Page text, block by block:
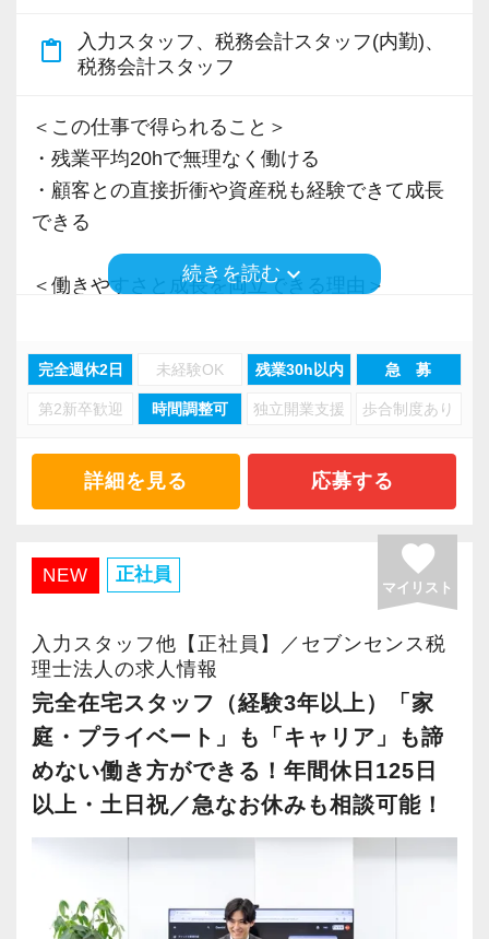
content_paste
入力スタッフ、税務会計スタッフ(内勤)、
税務会計スタッフ
＜この仕事で得られること＞
・残業平均20hで無理なく働ける
・顧客との直接折衝や資産税も経験できて成長
できる
＜働きやすさと成長を両立できる理由＞
・分業体制で業務負担を軽減
・顧客対応や提案業務に集中可能
・資産税や相続など専門性の高い案件あり
・経験値が自然と積み上がる環境
・有給取得率90％以上
・繁忙期も月30～40h程度
・男性の育休取得率100％
・テレワーク導入済み
・全席デュアルモニタ完備
＜幅広い経験・成長環境＞
・9割が紹介の安定基盤
・個人～大企業まで幅広く経験可能
続きを読むkeyboard_arrow_down
完全週休2日 未経験OK 残業30h以内 急 募
第2新卒歓迎 時間調整可 独立開業支援 歩合制度あり
詳細を見る 応募する
NEW 正社員 favorite
マイリスト
入力スタッフ他【正社員】／セブンセンス税
理士法人の求人情報
完全在宅スタッフ（経験3年以上）「家
庭・プライベート」も「キャリア」も諦
めない働き方ができる！年間休日125日
以上・土日祝／急なお休みも相談可能！